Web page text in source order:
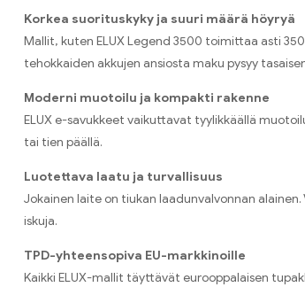
Korkea suorituskyky ja suuri määrä höyryä
Mallit, kuten ELUX Legend 3500 toimittaa asti
tehokkaiden akkujen ansiosta maku pysyy
Moderni muotoilu ja kompakti rakenne
ELUX e-savukkeet vaikuttavat tyylikkäällä
tai tien päällä.
Luotettava laatu ja turvallisuus
Jokainen laite on tiukan laadunvalvonnan
iskuja.
TPD-yhteensopiva EU-markkinoille
Kaikki ELUX-mallit täyttävät eurooppalaisen